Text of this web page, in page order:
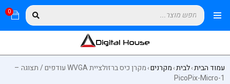
0
עמוד הבית›לבית›מקרנים›
מקרן כיס ברזולציית WVGA עודפים / תצוגה –
PicoPix-Micro-1